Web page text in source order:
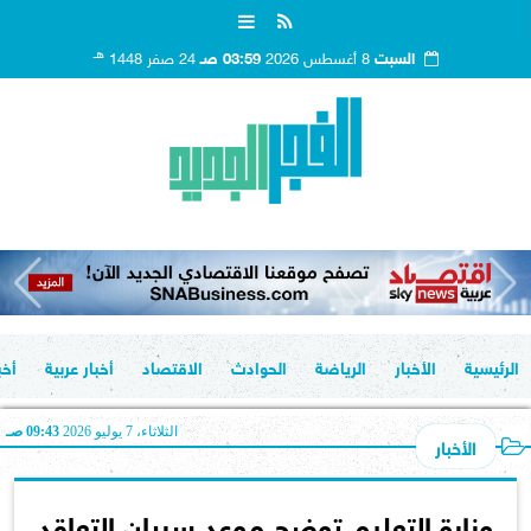
السبت8 أغسطس 2026 03:59 صـ 24 صفر 1448 هـ
الرئيسية الأخبار الرياضة الحوادث الاقتصاد أخبار عربية
الأخبار الثلاثاء، 7 يوليو 2026 09:43 صـ